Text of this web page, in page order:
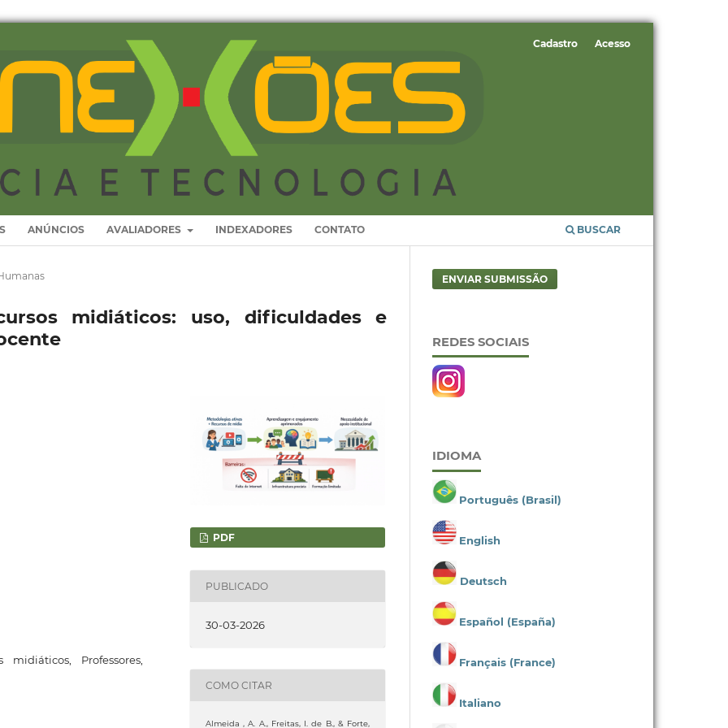
ANÚNCIOS AVALIADORES INDEXADORES CONTATO BUSCAR
Cadastro Acesso
midiáticos: uso, dificuldades e
midiáticos, Professores,
PDF
PUBLICADO
30-03-2026
COMO CITAR
Almeida , A. A., Freitas, I. de B., & Forte,
ENVIAR SUBMISSÃO
REDES SOCIAIS
IDIOMA
Português (Brasil)
English
Deutsch
Español (España)
Français (France)
Italiano